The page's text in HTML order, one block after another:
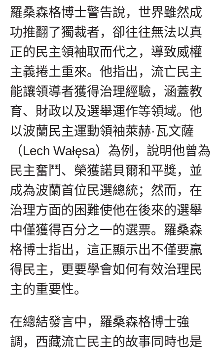
羅桑森格博士警告說，世界雖然成
功推翻了獨裁者，卻往往無法以真
正的民主領袖取而代之，導致威權
主義捲土重來。他指出，流亡民主
能讓領導者獲得治理經驗，涵蓋教
育、財政以及選舉運作等領域。他
以波蘭民主運動領袖萊赫·瓦文薩
（Lech Wałęsa）為例，說明他曾為
民主奮鬥、榮獲諾貝爾和平獎，並
成為波蘭首位民選總統；然而，在
治理方面的困難使他在後來的選舉
中僅獲得百分之一的選票。羅桑森
格博士指出，這正顯示出不僅要贏
得民主，更要學會如何有效治理民
主的重要性。
在總結發言中，羅桑森格博士強
調，西藏流亡民主的故事同時也是